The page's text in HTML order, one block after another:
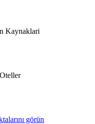
Kaynaklari
görün